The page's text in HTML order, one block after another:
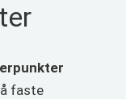
faste